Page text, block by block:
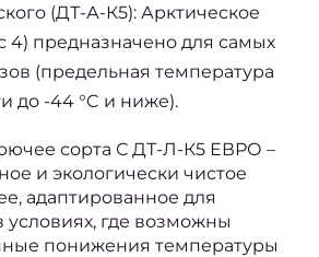
(ДТ-А-К5): Арктическое
4) предназначено для самых
(предельная температура
до -44 °C и ниже).
сорта С ДТ-Л-К5 ЕВРО –
и экологически чистое
адаптированное для
где возможны
понижения температуры